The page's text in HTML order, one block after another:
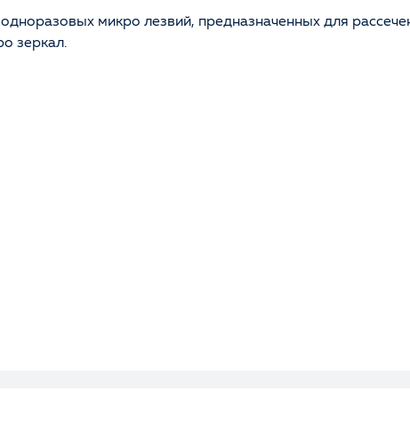
микро лезвий, предназначенных для
зеркал.